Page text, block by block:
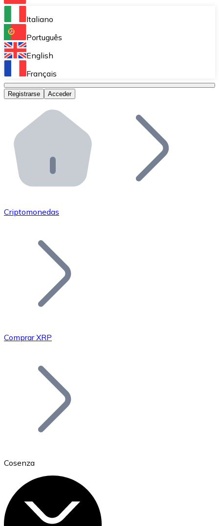
Bitnovo Ramp
Integra nuestra solución en tu plataforma.
Bitnovo Giftcards
Bitnovo OTC
Bitnovo ATM
Integra un ATM Bitnovo en tu negocio y permite que
Bitnovo API
Integra nuestra API en tu ecosistema.
Únete a nuestra red de distribuidores.
Añade tu proyecto a nuestro ecosistema.
Bitcoin
Ethereum
Italiano
Português
English
Français
Registrarse Acceder
Criptomonedas
Comprar XRP
Cosenza